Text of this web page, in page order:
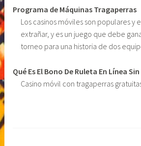
Programa de Máquinas Tragaperras
Los casinos móviles son populares y
extrañar, y es un juego que debe
torneo para una historia de dos
Qué Es El Bono De Ruleta En Línea
Casino móvil con tragaperras